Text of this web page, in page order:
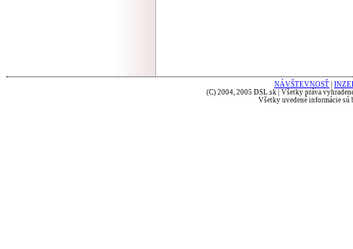
NÁVŠTEVNOSŤ
(C) 2004, 2005 DSL.sk | Všetky práva
Všetky uvedené informácie sú